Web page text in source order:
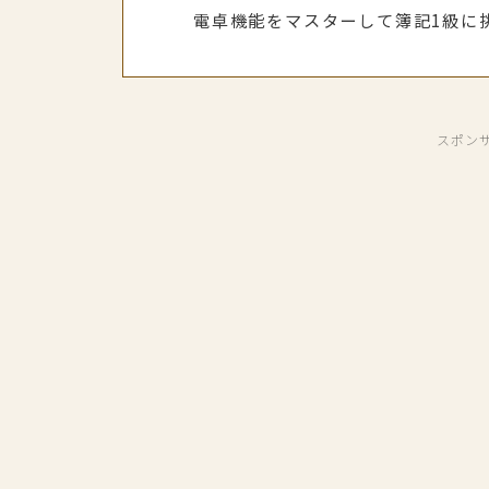
電卓機能をマスターして簿記1級に
スポン